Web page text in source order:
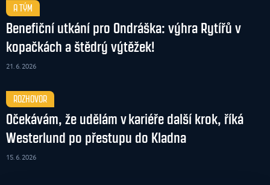
A TÝM
Benefiční utkání pro Ondráška: výhra Rytířů v
kopačkách a štědrý výtěžek!
21. 6. 2026
ROZHOVOR
Očekávám, že udělám v kariéře další krok, říká
Westerlund po přestupu do Kladna
15. 6. 2026